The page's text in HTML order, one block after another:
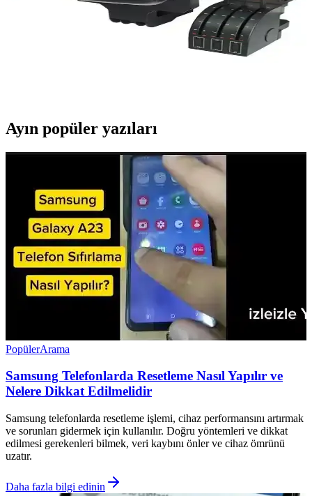
Logitech G PC PRO Flight Yoke Sistemi ile Gerçekçi
Uçuş Deneyimi ve Profesyonel Kontrol
Ayın popüler yazıları
PopülerArama
Samsung Telefonlarda Resetleme Nasıl Yapılır ve
Nelere Dikkat Edilmelidir
Samsung telefonlarda resetleme işlemi, cihaz performansını artırmak
ve sorunları gidermek için kullanılır. Doğru yöntemleri ve dikkat
edilmesi gerekenleri bilmek, veri kaybını önler ve cihaz ömrünü
uzatır.
Daha fazla bilgi edinin